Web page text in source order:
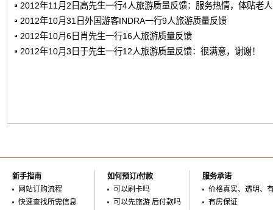
2012年11月2日高先生一行4人旅游质量反馈：服务热情，体贴老
2012年10月31日外国游客INDRA一行9人旅游质量反馈
2012年10月6日肖先生一行16人旅游质量反馈
2012年10月3日于先生一行12人旅游质量反馈：很满意，谢谢！
新手指南
网站订购流程
快速查找所需信息
如何预订/付款
可以刷卡吗
可以先旅游 后付款吗
服务承诺
价格真实、透明、
有房保证